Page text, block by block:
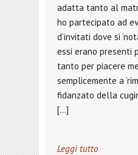
adatta tanto al
ho partecipato ad
d’invitati dove si
essi erano presenti
tanto per piacere
semplicemente a
fidanzato della
[…]
Leggi tutto